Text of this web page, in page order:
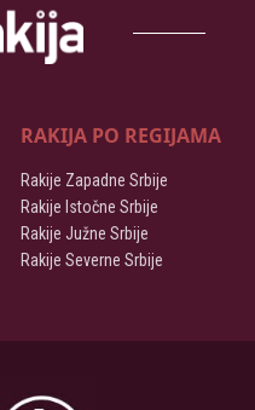
RAKIJA PO REGIJAMA
Rakije Zapadne Srbije
Rakije Istočne Srbije
Rakije Južne Srbije
Rakije Severne Srbije